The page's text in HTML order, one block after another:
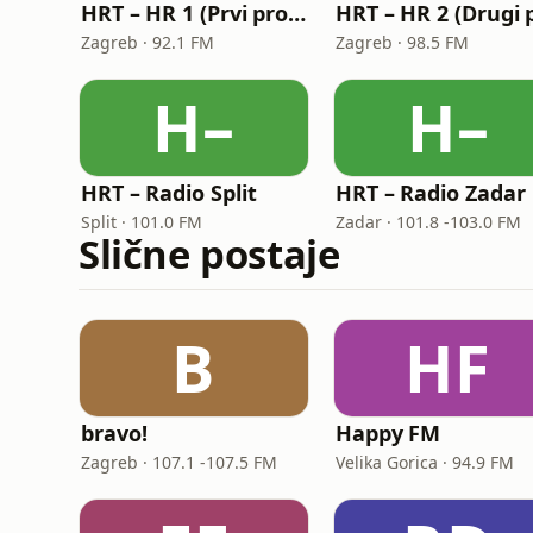
HRT – HR 1 (Prvi program Hrvatskoga radija)
Zagreb · 92.1 FM Zagreb · 98.5 FM
H–
HRT – Radio Split
Split · 101.0 FM
H–
HRT – Radio Zadar
Zadar · 101.8 -103.0 FM
Slične postaje
B
bravo!
Zagreb · 107.1 -107.5 FM
HF
Happy FM
Velika Gorica · 94.9 FM